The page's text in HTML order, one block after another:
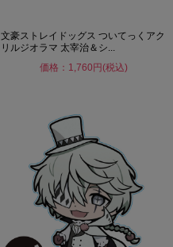
文豪ストレイドッグス ついてっくアク
リルジオラマ 太宰治＆シ...
価格：1,760円(税込)